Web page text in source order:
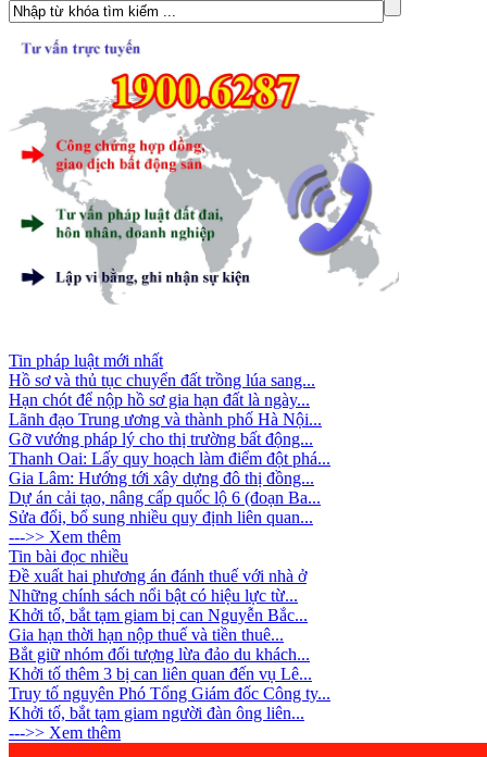
Tin pháp luật mới nhất
Hồ sơ và thủ tục chuyển đất trồng lúa sang...
Hạn chót để nộp hồ sơ gia hạn đất là ngày...
Lãnh đạo Trung ương và thành phố Hà Nội...
Gỡ vướng pháp lý cho thị trường bất động...
Thanh Oai: Lấy quy hoạch làm điểm đột phá...
Gia Lâm: Hướng tới xây dựng đô thị đồng...
Dự án cải tạo, nâng cấp quốc lộ 6 (đoạn Ba...
Sửa đổi, bổ sung nhiều quy định liên quan...
--->> Xem thêm
Tin bài đọc nhiều
Đề xuất hai phương án đánh thuế với nhà ở
Những chính sách nổi bật có hiệu lực từ...
Khởi tố, bắt tạm giam bị can Nguyễn Bắc...
Gia hạn thời hạn nộp thuế và tiền thuê...
Bắt giữ nhóm đối tượng lừa đảo du khách...
Khởi tố thêm 3 bị can liên quan đến vụ Lê...
Truy tố nguyên Phó Tổng Giám đốc Công ty...
Khởi tố, bắt tạm giam người đàn ông liên...
--->> Xem thêm